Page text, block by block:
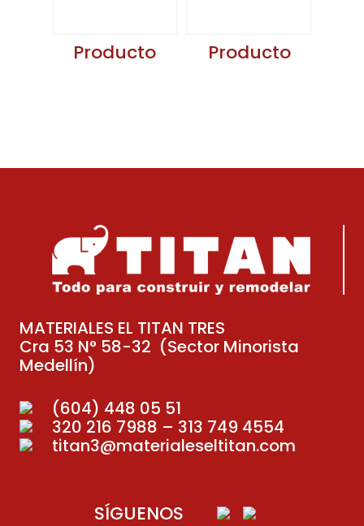
Producto Producto
MATERIALES EL TITAN TRES
Cra 53 N° 58-32 (Sector Minorista
Medellín)
(604) 448 05 51
320 216 7988 – 313 749 4554
titan3@materialeseltitan.com
SÍGUENOS